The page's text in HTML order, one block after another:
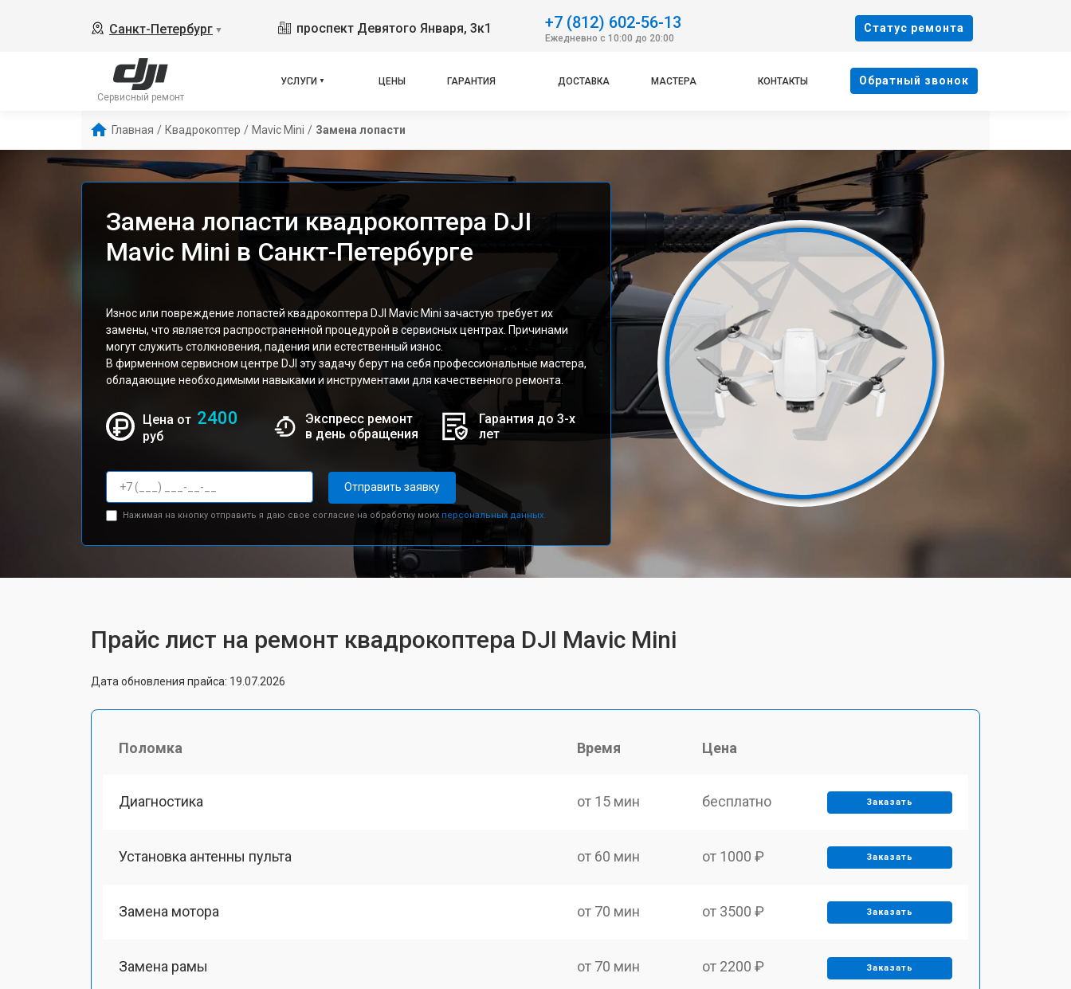
Санкт-Петербург ▼ проспект Девятого Января, 3к1 +7 (812) 602-56-13
Ежедневно с 10:00 до 20:00
Cтатус ремонта
Сервисный ремонт
УСЛУГИ ЦЕНЫ ГАРАНТИЯ ДОСТАВКА МАСТЕРА КОНТАКТЫ Oбратный звонок
Главная / Квадрокоптер / Mavic Mini / Замена лопасти
Замена лопасти квадрокоптера DJI
Mavic Mini в Санкт-Петербурге
Износ или повреждение лопастей квадрокоптера DJI Mavic Mini зачастую требует их
замены, что является распространенной процедурой в сервисных центрах. Причинами
могут служить столкновения, падения или естественный износ.
В фирменном сервисном центре DJI эту задачу берут на себя профессиональные мастера,
обладающие необходимыми навыками и инструментами для качественного ремонта.
Цена от 2400
руб
Экспресс ремонт
в день обращения
Гарантия до 3-х
лет
Отправить заявку
Нажимая на кнопку отправить я даю свое согласие на обработку моих персональных данных.
Прайс лист на ремонт квадрокоптера DJI Mavic Mini
Дата обновления прайса: 19.07.2026
Поломка Время Цена
Диагностика от 15 мин бесплатно Заказать
Установка антенны пульта от 60 мин от 1000 ₽ Заказать
Замена мотора от 70 мин от 3500 ₽ Заказать
Замена рамы от 70 мин от 2200 ₽ Заказать